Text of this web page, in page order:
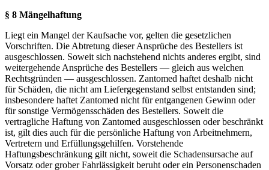
§ 8 Mängelhaftung
Liegt ein Mangel der Kaufsache vor, gelten die gesetzlichen
Vorschriften. Die Abtretung dieser Ansprüche des Bestellers ist
ausgeschlossen. Soweit sich nachstehend nichts anderes ergibt, sind
weitergehende Ansprüche des Bestellers — gleich aus welchen
Rechtsgründen — ausgeschlossen. Zantomed haftet deshalb nicht
für Schäden, die nicht am Liefergegenstand selbst entstanden sind;
insbesondere haftet Zantomed nicht für entgangenen Gewinn oder
für sonstige Vermögensschäden des Bestellers. Soweit die
vertragliche Haftung von Zantomed ausgeschlossen oder beschränkt
ist, gilt dies auch für die persönliche Haftung von Arbeitnehmern,
Vertretern und Erfüllungsgehilfen. Vorstehende
Haftungsbeschränkung gilt nicht, soweit die Schadensursache auf
Vorsatz oder grober Fahrlässigkeit beruht oder ein Personenschaden